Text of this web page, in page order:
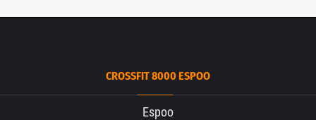
CROSSFIT 8000 ESPOO
Espoo